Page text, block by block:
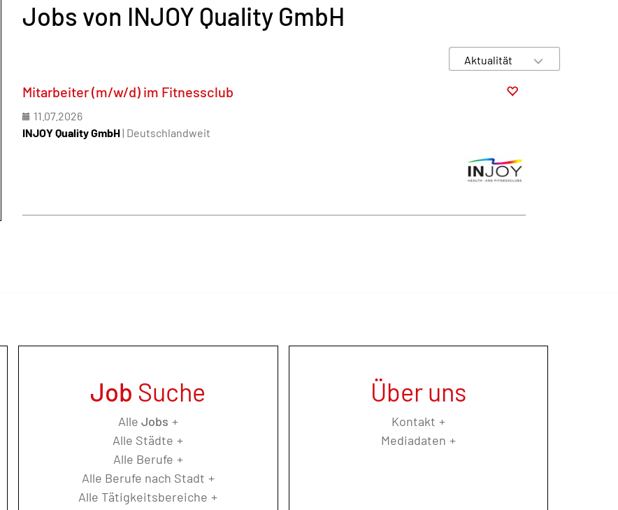
Jobs von INJOY Quality GmbH
Mitarbeiter (m/w/d) im Fitnessclub
11.07.2026
INJOY Quality GmbH| Deutschlandweit
Job Suche
Alle Jobs
Alle Städte
Alle Berufe
Alle Berufe nach Stadt
Alle Tätigkeitsbereiche
Über uns
Kontakt
Mediadaten